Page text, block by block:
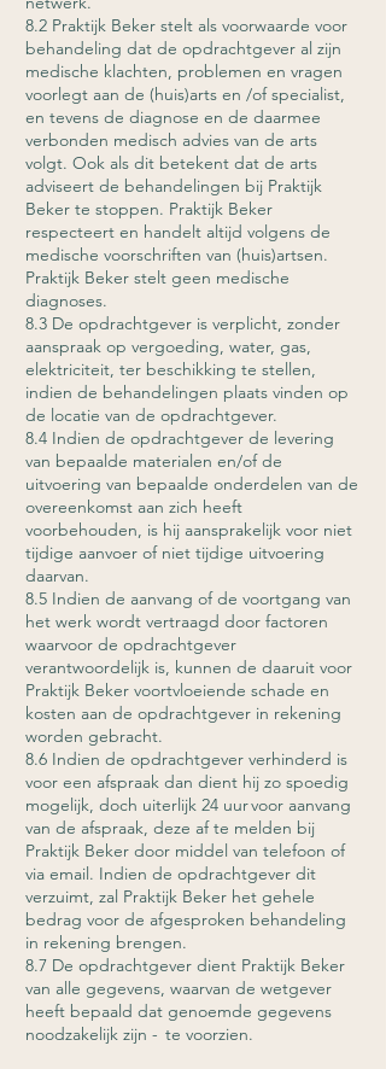
8.2 Praktijk Beker stelt als voorwaarde voor
behandeling dat de opdrachtgever al zijn
medische klachten, problemen en vragen
voorlegt aan de (huis)arts en /of specialist,
en tevens de diagnose en de daarmee
verbonden medisch advies van de arts
volgt. Ook als dit betekent dat de arts
adviseert de behandelingen bij Praktijk
Beker te stoppen. Praktijk Beker
respecteert en handelt altijd volgens de
medische voorschriften van (huis)artsen.
Praktijk Beker stelt geen medische
diagnoses.
8.3 De opdrachtgever is verplicht, zonder
aanspraak op vergoeding, water, gas,
elektriciteit, ter beschikking te stellen,
indien de behandelingen plaats vinden op
de locatie van de opdrachtgever.
8.4 Indien de opdrachtgever de levering
van bepaalde materialen en/of de
uitvoering van bepaalde onderdelen van de
overeenkomst aan zich heeft
voorbehouden, is hij aansprakelijk voor niet
tijdige aanvoer of niet tijdige uitvoering
daarvan.
8.5 Indien de aanvang of de voortgang van
het werk wordt vertraagd door factoren
waarvoor de opdrachtgever
verantwoordelijk is, kunnen de daaruit voor
Praktijk Beker voortvloeiende schade en
kosten aan de opdrachtgever in rekening
worden gebracht.
8.6 Indien de opdrachtgever verhinderd is
voor een afspraak dan dient hij zo spoedig
mogelijk, doch uiterlijk 24 uur voor aanvang
van de afspraak, deze af te melden bij
Praktijk Beker door middel van telefoon of
via email. Indien de opdrachtgever dit
verzuimt, zal Praktijk Beker het gehele
bedrag voor de afgesproken behandeling
in rekening brengen.
8.7 De opdrachtgever dient Praktijk Beker
van alle gegevens, waarvan de wetgever
heeft bepaald dat genoemde gegevens
noodzakelijk zijn - te voorzien.